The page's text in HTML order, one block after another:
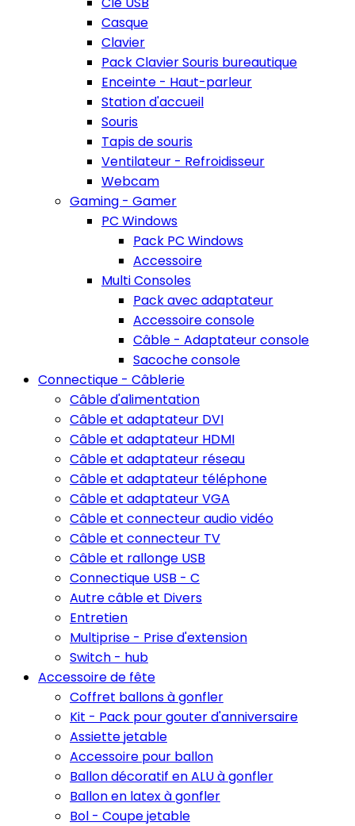
Casque
Clavier
Pack Clavier Souris bureautique
Enceinte - Haut-parleur
Station d'accueil
Souris
Tapis de souris
Ventilateur - Refroidisseur
Webcam
Gaming - Gamer
PC Windows
Pack PC Windows
Accessoire
Multi Consoles
Pack avec adaptateur
Accessoire console
Câble - Adaptateur console
Sacoche console
Connectique - Câblerie
Câble d'alimentation
Câble et adaptateur DVI
Câble et adaptateur HDMI
Câble et adaptateur réseau
Câble et adaptateur téléphone
Câble et adaptateur VGA
Câble et connecteur audio vidéo
Câble et connecteur TV
Câble et rallonge USB
Connectique USB - C
Autre câble et Divers
Entretien
Multiprise - Prise d'extension
Switch - hub
Accessoire de fête
Coffret ballons à gonfler
Kit - Pack pour gouter d'anniversaire
Assiette jetable
Accessoire pour ballon
Ballon décoratif en ALU à gonfler
Ballon en latex à gonfler
Bol - Coupe jetable